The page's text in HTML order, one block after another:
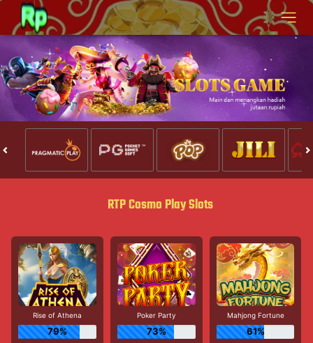
RTP Cosmo Play Slots
Rise of Athena
79%
Poker Party
73%
Mahjong Fortune
61%